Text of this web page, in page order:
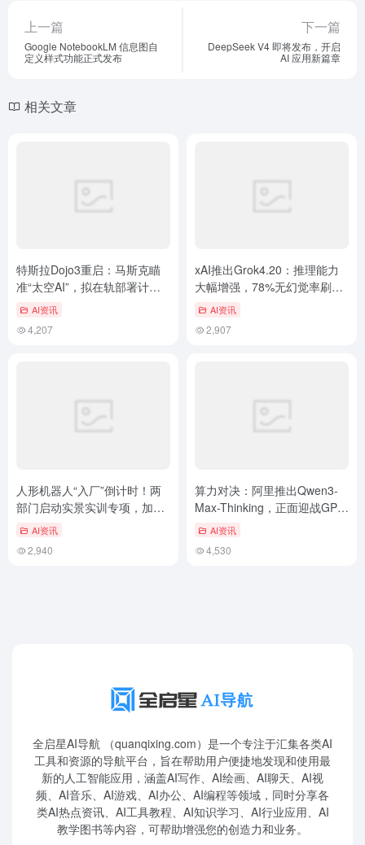
上一篇
Google NotebookLM 信息图自
定义样式功能正式发布
下一篇
DeepSeek V4 即将发布，开启
AI 应用新篇章
相关文章
特斯拉Dojo3重启：马斯克瞄
准“太空AI”，拟在轨部署计算
中心AI资讯
4,207
xAI推出Grok4.20：推理能力
大幅增强，78%无幻觉率刷新
业界标杆
AI资讯
2,907
人形机器人“入厂”倒计时！两
部门启动实景实训专项，加速
常态化部署
AI资讯
2,940
算力对决：阿里推出Qwen3-
Max-Thinking，正面迎战GPT-
5.2 AI资讯
4,530
全启星AI导航 （quanqixing.com）是一个专注于汇集各类AI
工具和资源的导航平台，旨在帮助用户便捷地发现和使用最
新的人工智能应用，涵盖AI写作、AI绘画、AI聊天、AI视
频、AI音乐、AI游戏、AI办公、AI编程等领域，同时分享各
类AI热点资讯、AI工具教程、AI知识学习、AI行业应用、AI
教学图书等内容，可帮助增强您的创造力和业务。